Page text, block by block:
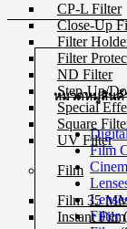
CP-L Filter
Close-Up
Filter
Filter
ND Filter
Step-Up/
Special
Square
UV Filter
Film
Film 35
Instant Film
หมวดหมู่สินค้
Film
Filter